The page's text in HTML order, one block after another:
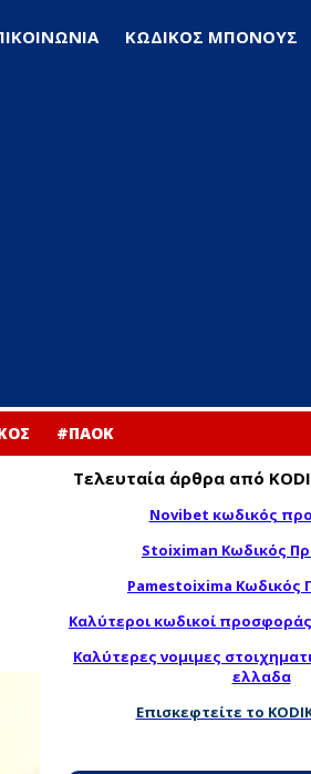
ΚΩΔΙΚΟΣ ΜΠΟΝΟΥΣ
#ΠΑΟΚ
Τελευταία άρθρα από
Novibet κωδικός
Stoiximan Κωδικός
Pamestoixima Κωδικός
Καλύτεροι κωδικοί
Καλύτερες νομιμες
ελλαδα
Επισκεφτείτε το